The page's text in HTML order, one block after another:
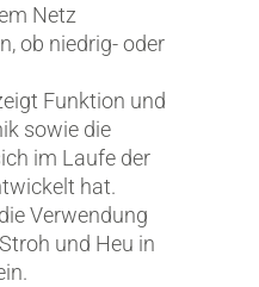
Netz
ob niedrig- oder
Funktion und
sowie die
im Laufe der
hat.
Verwendung
und Heu in